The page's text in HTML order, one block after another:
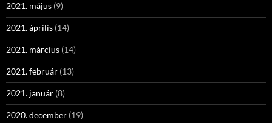
2021. május (9)
2021. április (14)
2021. március (14)
2021. február (13)
2021. január (8)
2020. december (19)